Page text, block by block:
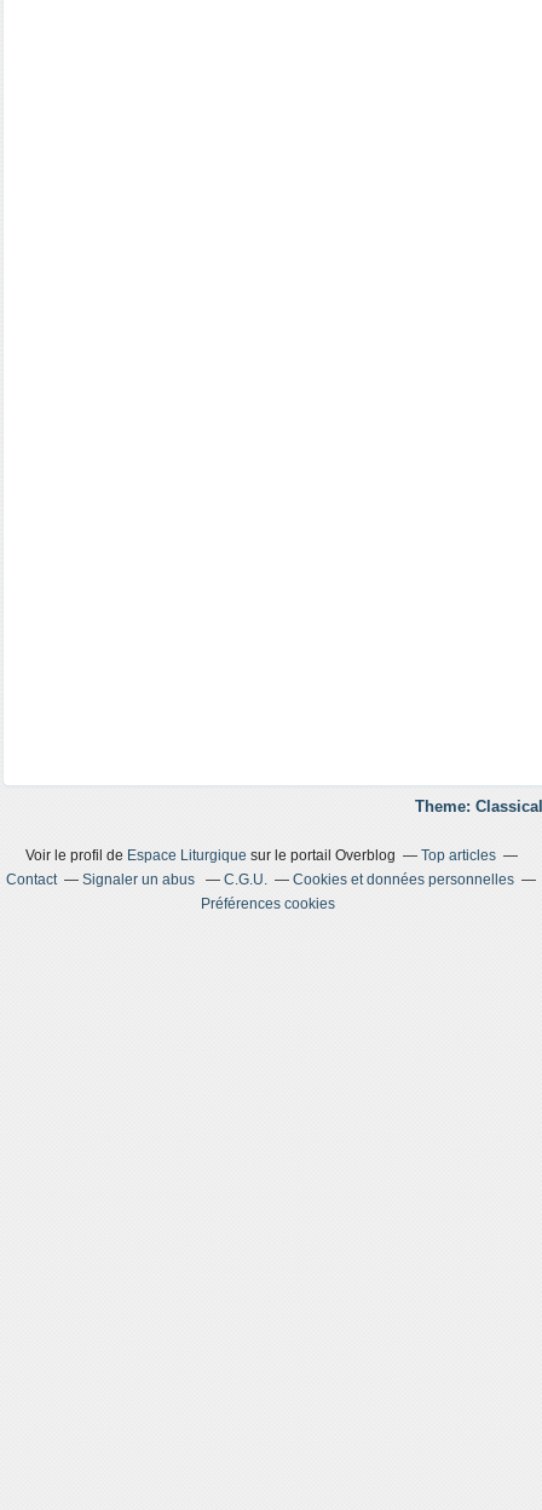
Theme:
Voir le profil de Espace Liturgiquesur le portail Overblog
Top articles
Contact
Signaler un abus C.G.U.
Cookies et données personnelles
Préférences cookies